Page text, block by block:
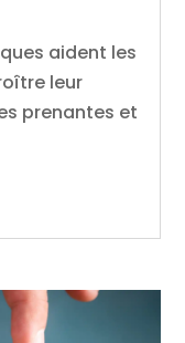
aident les
leur
prenantes et